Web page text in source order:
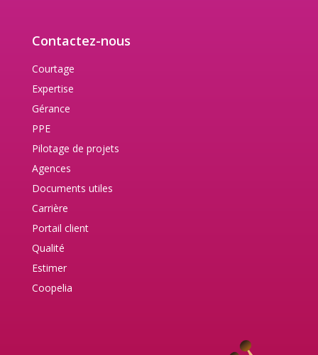
Contactez-nous
Courtage
Expertise
Gérance
PPE
Pilotage de projets
Agences
Documents utiles
Carrière
Portail client
Qualité
Estimer
Coopelia